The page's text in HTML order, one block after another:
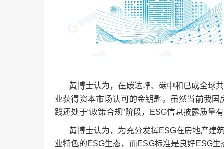
黄博士认为，在碳达峰、碳中和已成全球共
业获得资本市场认可的金钥匙。虽然当前我
践还处于“政策合规”阶段，ESG信息披露质量
黄博士认为，为充分发挥ESG在房地产建
业特色的ESG生态，而ESG标准是良好ESG生